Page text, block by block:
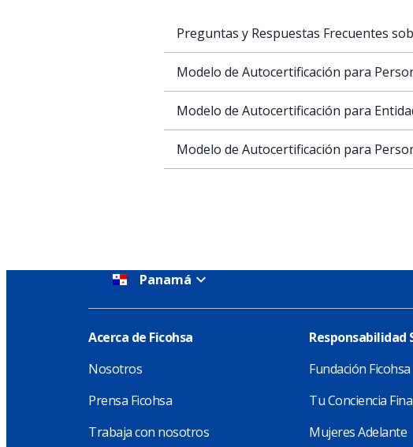
Preguntas y Respuestas Frecuentes
Modelo de Autocertificación para
Modelo de Autocertificación para
Modelo de Autocertificación para
Panamá
Acerca de Ficohsa
Nosotros
Prensa Ficohsa
Trabaja con nosotros
Responsabilidad
Fundación Ficohsa
Tu Conciencia
Mujeres Adelante